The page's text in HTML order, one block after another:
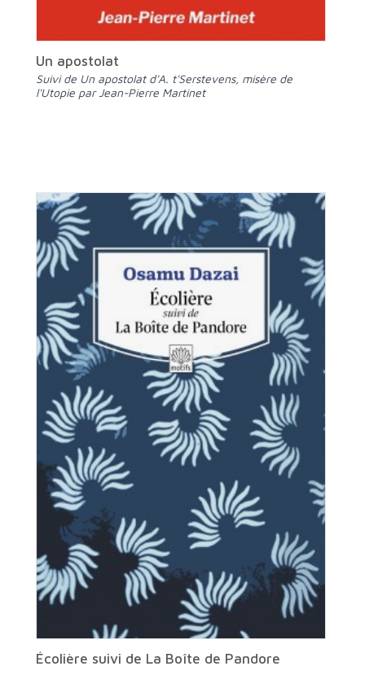
Un apostolat
suivi de Un apostolat d'A. t'Serstevens, misère de
l'Utopie par Jean-Pierre Martinet
Écolière suivi de La Boîte de Pandore